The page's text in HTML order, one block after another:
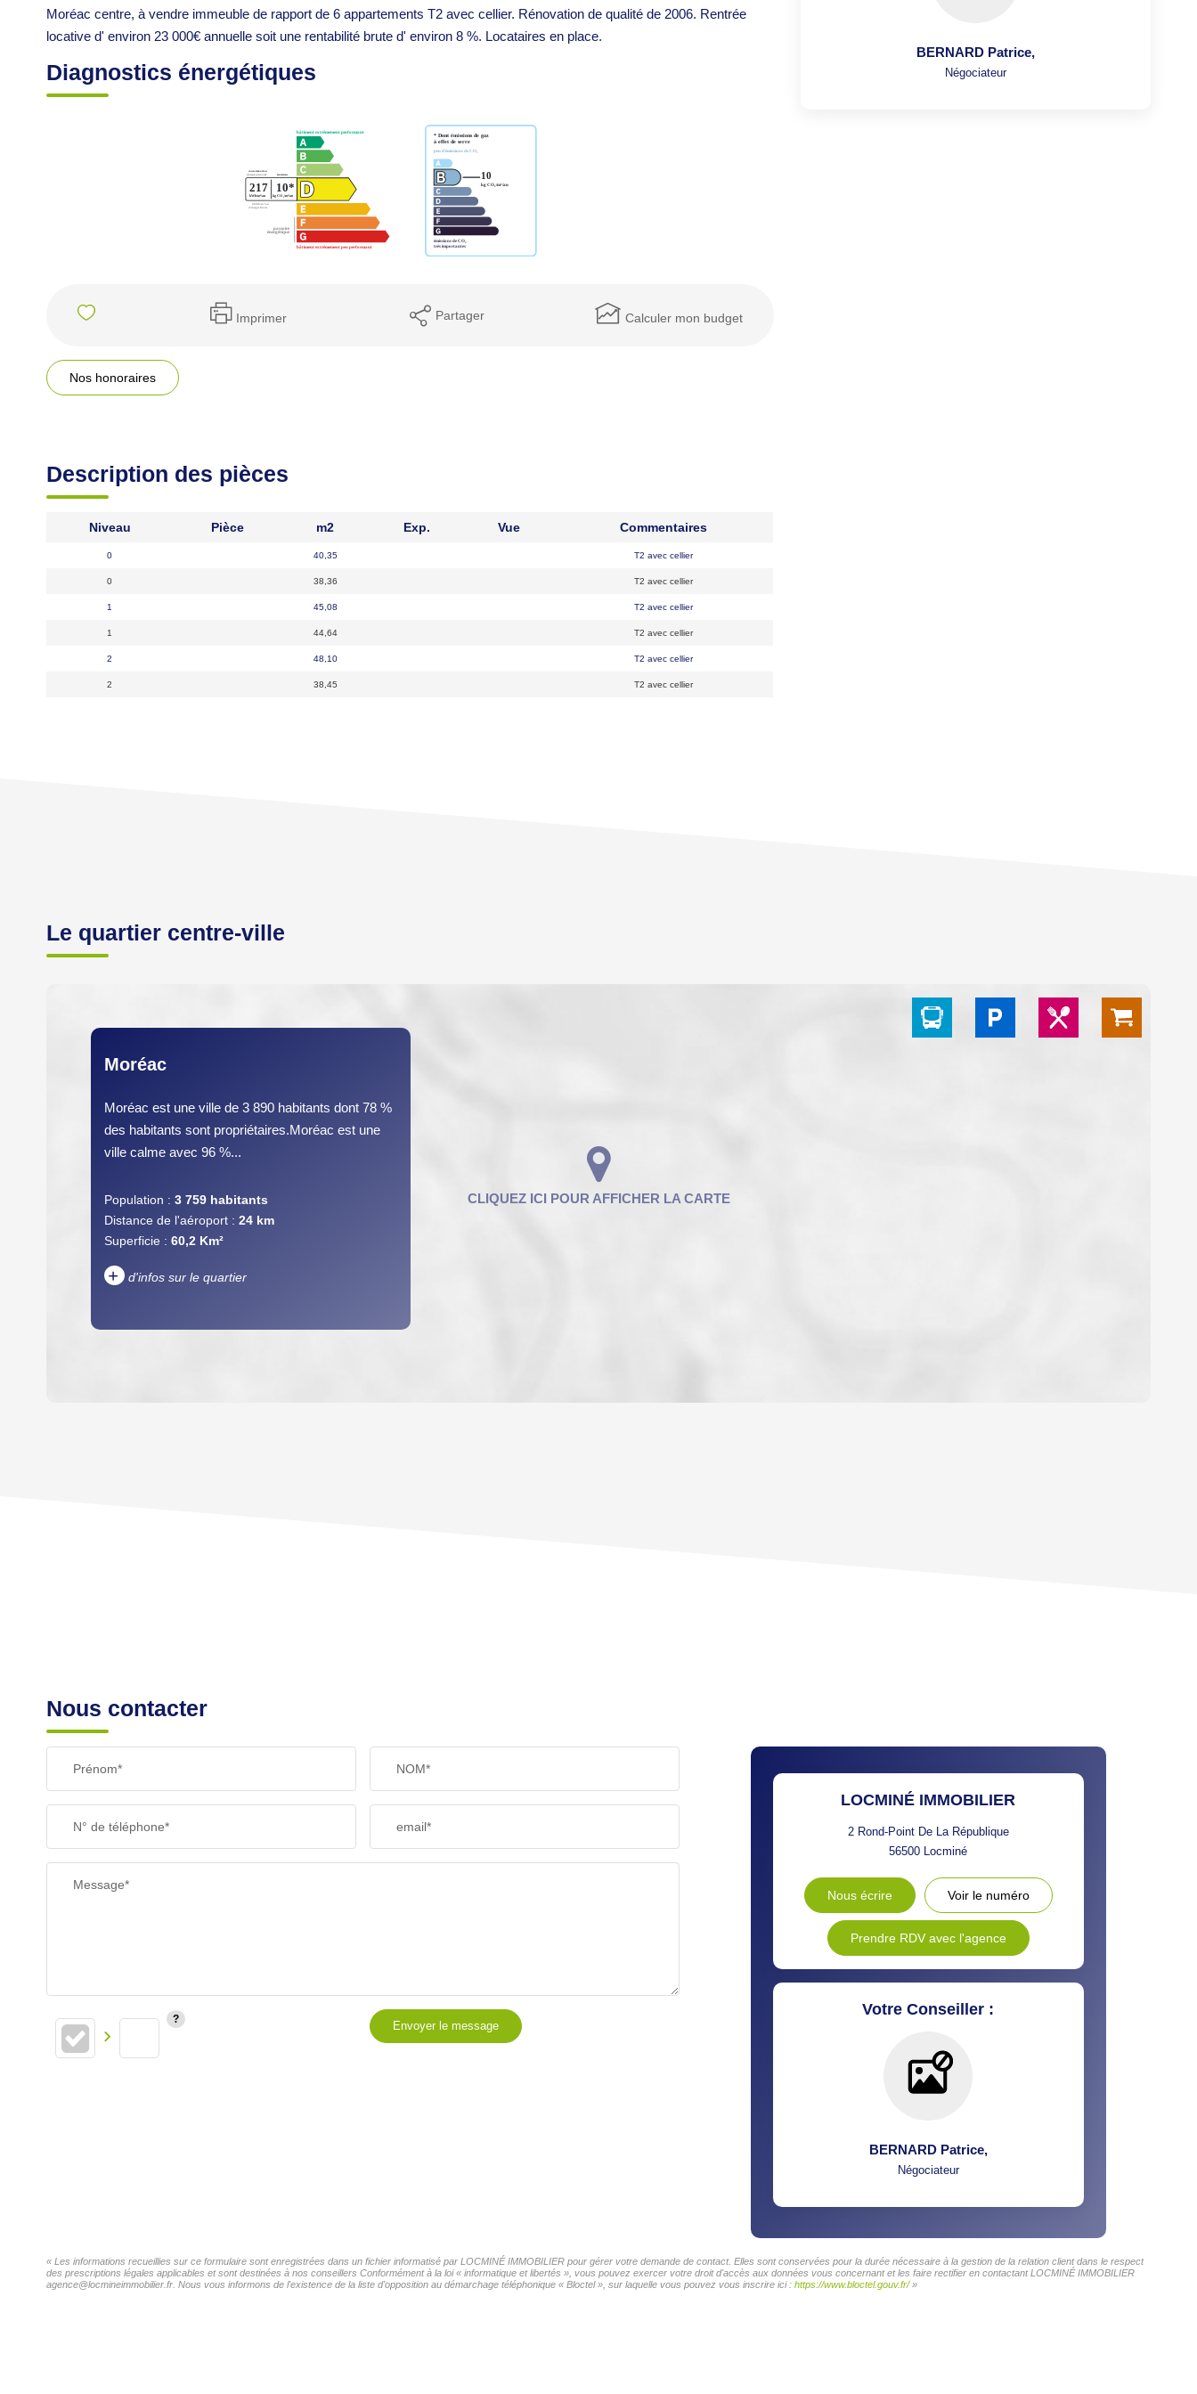
Moréac centre, à vendre immeuble de rapport de 6 appartements T2 avec cellier. Rénovation de qualité de 2006. Rentrée
locative d' environ 23 000€ annuelle soit une rentabilité brute d' environ 8 %. Locataires en place.
Diagnostics énergétiques
Imprimer Partager Calculer mon budget
Nos honoraires
Description des pièces
Niveau Pièce m2 Exp. Vue Commentaires
0 40,35 T2 avec cellier
0 38,36 T2 avec cellier
1 45,08 T2 avec cellier
1 44,64 T2 avec cellier
2 48,10 T2 avec cellier
2 38,45 T2 avec cellier
BERNARD Patrice,
Négociateur
Le quartier centre-ville
Moréac
Moréac est une ville de 3 890 habitants dont 78 %
des habitants sont propriétaires.Moréac est une
ville calme avec 96 %...
Population : 3 759 habitants
Distance de l'aéroport : 24 km
Superficie : 60,2 Km²
+ d'infos sur le quartier
Nous contacter
Prénom* NOM*
N° de téléphone* email*
Message*
Envoyer le message
LOCMINÉ IMMOBILIER
2 Rond-Point De La République
56500 Locminé
Nous écrire Voir le numéro
Prendre RDV avec l'agence
Votre Conseiller :
BERNARD Patrice,
Négociateur
« Les informations recueillies sur ce formulaire sont enregistrées dans un fichier informatisé par LOCMINÉ IMMOBILIER pour gérer votre demande de contact. Elles sont conservées pour la durée nécessaire à la gestion de la relation client dans le respect
des prescriptions légales applicables et sont destinées à nos conseillers Conformément à la loi « informatique et libertés », vous pouvez exercer votre droit d'accès aux données vous concernant et les faire rectifier en contactant LOCMINÉ IMMOBILIER
agence@locmineimmobilier.fr. Nous vous informons de l'existence de la liste d'opposition au démarchage téléphonique « Bloctel », sur laquelle vous pouvez vous inscrire ici : https://www.bloctel.gouv.fr/»